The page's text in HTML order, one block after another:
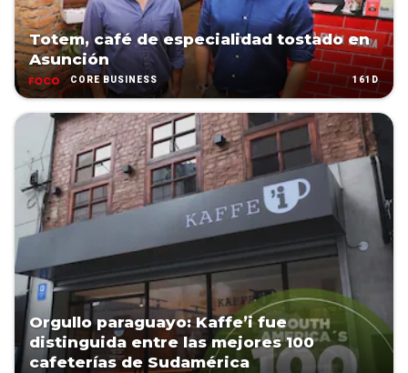
Totem, café de especialidad tostado en
Asunción
CORE BUSINESS 161D
Orgullo paraguayo: Kaffe’i fue
distinguida entre las mejores 100
cafeterías de Sudamérica